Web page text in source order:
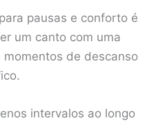
pausas e conforto é
um canto com uma
de descanso
intervalos ao longo